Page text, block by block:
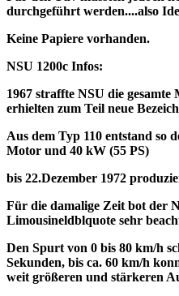
durchgeführt werden....also
Keine Papiere vorhanden.
NSU 1200c Infos:
1967 straffte NSU die
erhielten zum Teil neue
Aus dem Typ 110 entstand so
Motor und 40 kW (55 PS)
bis 22.Dezember 1972
Für die damalige Zeit bot der
Limousineldblquote sehr
Den Spurt von 0 bis 80 km/h
Sekunden, bis ca. 60 km/h
weit größeren und stärkeren